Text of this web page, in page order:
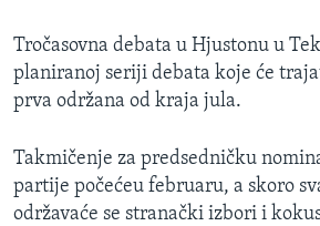
Tročasovna debata u Hjustonu u
planiranoj seriji debata koje će
prva održana od kraja jula.
Takmičenje za predsedničku
partije počećeu februaru, a skoro
održavaće se stranački izbori i